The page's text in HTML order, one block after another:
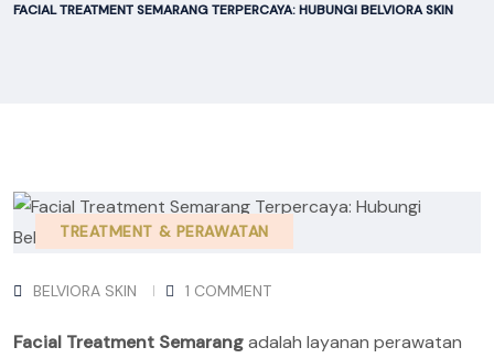
FACIAL TREATMENT SEMARANG TERPERCAYA: HUBUNGI BELVIORA SKIN
TREATMENT & PERAWATAN
BELVIORA SKIN 1 COMMENT
Facial Treatment Semarangadalah layanan perawatan